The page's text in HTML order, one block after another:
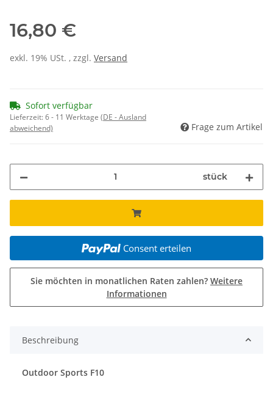
16,80 €
exkl. 19% USt. , zzgl. Versand
Sofort verfügbar
Lieferzeit:6 - 11 Werktage (DE - Ausland
abweichend)
Frage zum Artikel
stück
Consent erteilen
Sie möchten in monatlichen Raten zahlen? Weitere
Informationen
Beschreibung
Outdoor Sports F10